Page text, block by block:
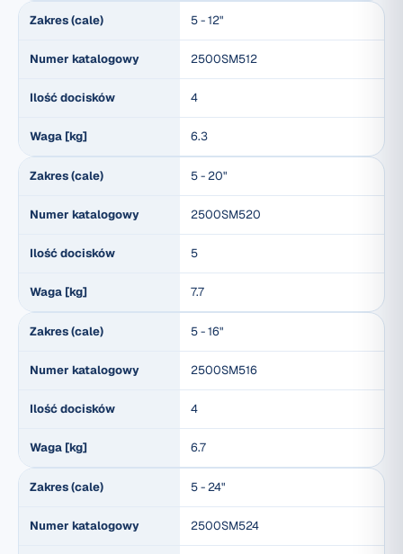
Zakres (cale) 5 - 12"
Numer katalogowy 2500SM512
Ilość docisków 4
Waga [kg] 6.3
Zakres (cale) 5 - 20"
Numer katalogowy 2500SM520
Ilość docisków 5
Waga [kg] 7.7
Zakres (cale) 5 - 16"
Numer katalogowy 2500SM516
Ilość docisków 4
Waga [kg] 6.7
Zakres (cale) 5 - 24"
Numer katalogowy 2500SM524